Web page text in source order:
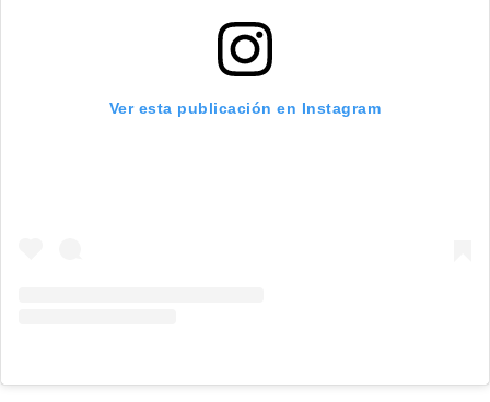
Ver esta publicación en Instagram